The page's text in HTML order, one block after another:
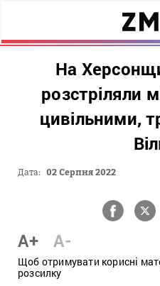
На
розстріляли
цивільними,
Дата: 02 Серпня 2022
A+ A-
Щоб отримувати корисні
розсилку